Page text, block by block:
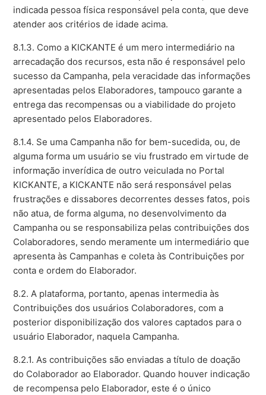
indicada pessoa física responsável pela conta, que deve
atender aos critérios de idade acima.
8.1.3. Como a KICKANTE é um mero intermediário na
arrecadação dos recursos, esta não é responsável pelo
sucesso da Campanha, pela veracidade das informações
apresentadas pelos Elaboradores, tampouco garante a
entrega das recompensas ou a viabilidade do projeto
apresentado pelos Elaboradores.
8.1.4. Se uma Campanha não for bem-sucedida, ou, de
alguma forma um usuário se viu frustrado em virtude de
informação inverídica de outro veiculada no Portal
KICKANTE, a KICKANTE não será responsável pelas
frustrações e dissabores decorrentes desses fatos, pois
não atua, de forma alguma, no desenvolvimento da
Campanha ou se responsabiliza pelas contribuições dos
Colaboradores, sendo meramente um intermediário que
apresenta às Campanhas e coleta às Contribuições por
conta e ordem do Elaborador.
8.2. A plataforma, portanto, apenas intermedia às
Contribuições dos usuários Colaboradores, com a
posterior disponibilização dos valores captados para o
usuário Elaborador, naquela Campanha.
8.2.1. As contribuições são enviadas a título de doação
do Colaborador ao Elaborador. Quando houver indicação
de recompensa pelo Elaborador, este é o único